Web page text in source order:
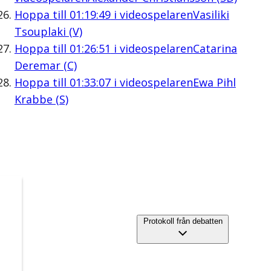
Hoppa till 01:19:49i videospelarenVasiliki
Tsouplaki (V)
Hoppa till 01:26:51 i videospelarenCatarina
Deremar (C)
Hoppa till 01:33:07i videospelarenEwa Pihl
Krabbe (S)
Protokoll från debatten